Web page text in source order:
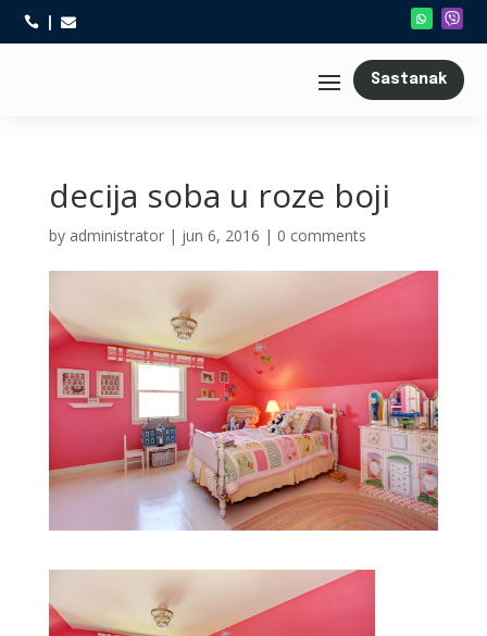
 
Sastanak
decija soba u roze boji
by administrator| jun 6, 2016 | 0 comments